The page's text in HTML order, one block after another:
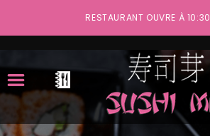
RESTAURANT OUVRE À 10:30